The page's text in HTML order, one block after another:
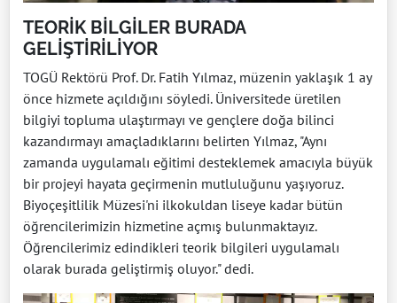
TEORİK BİLGİLER BURADA
GELİŞTİRİLİYOR
TOGÜ Rektörü Prof. Dr. Fatih Yılmaz, müzenin yaklaşık 1 ay
önce hizmete açıldığını söyledi. Üniversitede üretilen
bilgiyi topluma ulaştırmayı ve gençlere doğa bilinci
kazandırmayı amaçladıklarını belirten Yılmaz, "Aynı
zamanda uygulamalı eğitimi desteklemek amacıyla büyük
bir projeyi hayata geçirmenin mutluluğunu yaşıyoruz.
Biyoçeşitlilik Müzesi'ni ilkokuldan liseye kadar bütün
öğrencilerimizin hizmetine açmış bulunmaktayız.
Öğrencilerimiz edindikleri teorik bilgileri uygulamalı
olarak burada geliştirmiş oluyor." dedi.